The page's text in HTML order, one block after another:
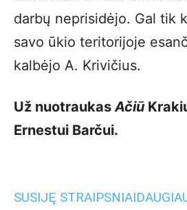
darbų neprisidėjo. Gal tik
savo ūkio teritorijoje
kalbėjo A. Krivičius.
Už nuotraukasAčiū
Ernestui Barčui.
SUSIJĘ STRAIPSNIAI